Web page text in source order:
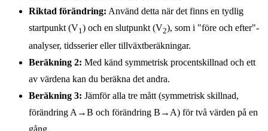
Riktad förändring: Använd detta när det finns en tydlig
startpunkt (V1 ) och en slutpunkt (V2), som i "före och efter"-
analyser, tidsserier eller tillväxtberäkningar.
Beräkning 2: Med känd symmetrisk procentskillnad och ett
av värdena kan du beräkna det andra.
Beräkning 3: Jämför alla tre mått (symmetrisk skillnad,
förändring A→B och förändring B→A) för två värden på en
gång.